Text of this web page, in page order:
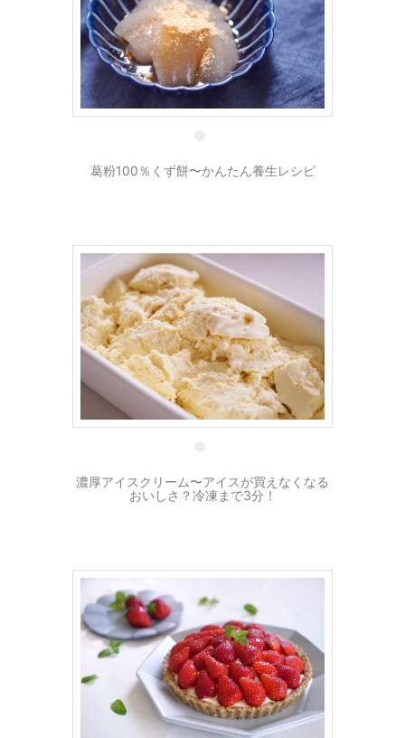
葛粉100％くず餅〜かんたん養生レシピ
27 6月
濃厚アイスクリーム〜アイスが買えなくなる
おいしさ？冷凍まで3分！
8 4月